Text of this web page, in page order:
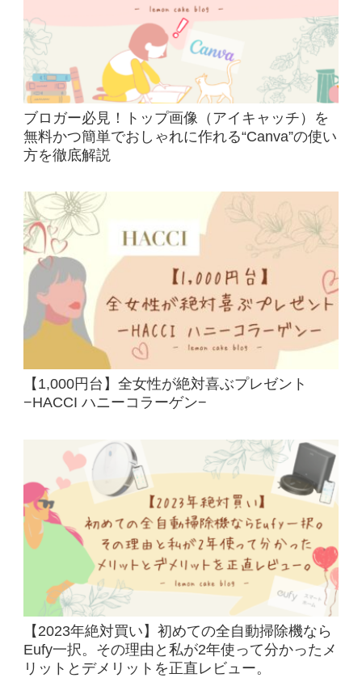
ブロガー必見！トップ画像（アイキャッチ）を
無料かつ簡単でおしゃれに作れる“Canva”の使い
方を徹底解説
【1,000円台】全女性が絶対喜ぶプレゼント
−HACCI ハニーコラーゲン−
【2023年絶対買い】初めての全自動掃除機なら
Eufy一択。その理由と私が2年使って分かったメ
リットとデメリットを正直レビュー。